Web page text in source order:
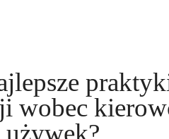
wobec